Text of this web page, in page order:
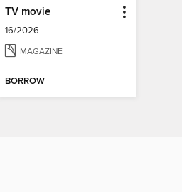
TV movie
16/2026
MAGAZINE
BORROW